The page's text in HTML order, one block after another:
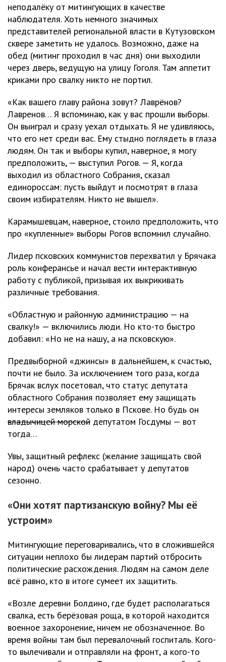
неподалёку от митингующих в качестве
наблюдателя. Хоть немного значимых
представителей региональной власти в Кутузовском
сквере заметить не удалось. Возможно, даже на
обед (митинг проходил в час дня) они выходили
через дверь, ведущую на улицу Гоголя. Там аппетит
криками про свалку никто не портил.
«Как вашего главу района зовут? Лаврёнов?
Лавренов… Я вспоминаю, как у вас прошли выборы.
Он выиграл и сразу уехал отдыхать. Я не удивляюсь,
что его нет среди вас. Ему стыдно поглядеть в глаза
людям. Он так и выборы купил, наверное, я могу
предположить, — выступил Рогов. — Я, когда
выходил из областного Собрания, сказал
единороссам: пусть выйдут и посмотрят в глаза
своим избирателям. Никто не вышел».
Карамышевцам, наверное, стоило предположить, что
про «купленные» выборы Рогов вспомнил случайно.
Лидер псковских коммунистов перехватил у Брячака
роль конферансье и начал вести интерактивную
работу с публикой, призывая их выкрикивать
различные требования.
«Областную и районную администрацию — на
свалку!» — включились люди. Но кто-то быстро
добавил: «Но не на нашу, а на псковскую».
Предвыборной «джинсы» в дальнейшем, к счастью,
почти не было. За исключением того раза, когда
Брячак вслух посетовал, что статус депутата
областного Собрания позволяет ему защищать
интересы земляков только в Пскове. Но будь он
владычицей морской депутатом Госдумы — вот
тогда…
Увы, защитный рефлекс (желание защищать свой
народ) очень часто срабатывает у депутатов
сезонно.
«Они хотят партизанскую войну? Мы её
устроим»
Митингующие переговаривались, что в сложившейся
ситуации неплохо бы лидерам партий отбросить
политические расхождения. Людям на самом деле
всё равно, кто в итоге сумеет их защитить.
«Возле деревни Болдино, где будет располагаться
свалка, есть берёзовая роща, в которой находится
военное захоронение, ничем не обозначенное. Во
время войны там был перевалочный госпиталь. Кого-
то вылечивали и отправляли на фронт, а кого-то